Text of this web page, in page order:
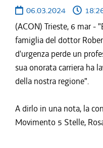
06.03.2024
(ACON) Trieste, 6 mar -
famiglia del dottor
d'urgenza perde un
sua onorata carriera ha
della nostra regione".
A dirlo in una nota, la
Movimento 5 Stelle,